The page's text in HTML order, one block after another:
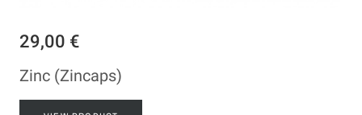
29,00 €
Zinc (Zincaps)